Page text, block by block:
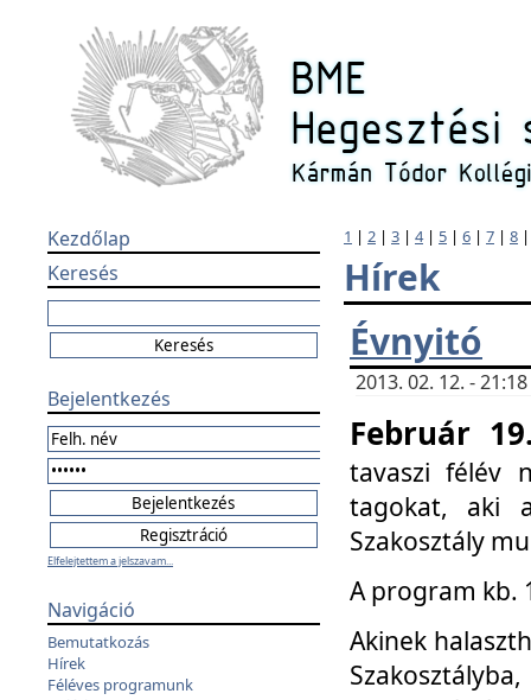
Kezdőlap
Keresés
Bejelentkezés
Elfelejtettem a jelszavam...
Navigáció
Bemutatkozás
Hírek
Féléves programunk
1 | 2 | 3 | 4| 5 | 6 | 7 | 8
Hírek
Évnyitó
2013. 02. 12. -
Február
tavaszi félév
tagokat, aki
Szakosztály
A program kb.
Akinek